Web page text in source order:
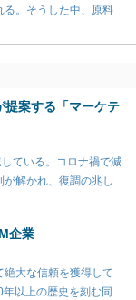
る。そうした中、原料
提案する「マーケテ
ている。コロナ禍で減
解かれ、復調の兆し
企業
大な信頼を獲得して
以上の歴史を刻む同